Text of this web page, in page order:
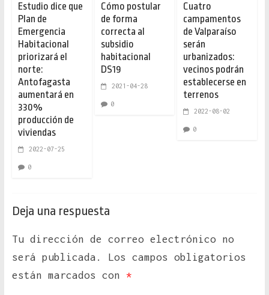
Estudio dice que
Plan de
Emergencia
Habitacional
priorizará el
norte:
Antofagasta
aumentará en
330%
producción de
viviendas
2022-07-25
0
Cómo postular
de forma
correcta al
subsidio
habitacional
DS19
2021-04-28
0
Cuatro
campamentos
de Valparaíso
serán
urbanizados:
vecinos podrán
establecerse en
terrenos
2022-08-02
0
Deja una respuesta
Tu dirección de correo electrónico no
será publicada.
Los campos obligatorios
están marcados con *